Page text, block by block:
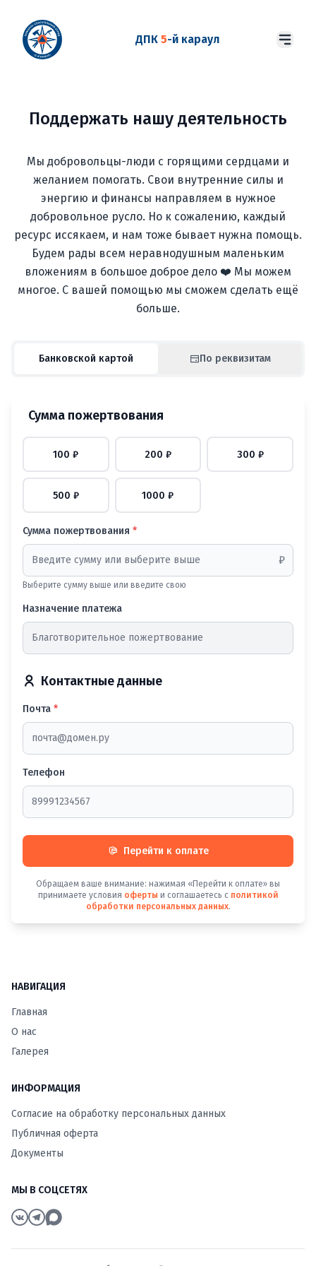
ДПК 5-й караул
Поддержать нашу деятельность
Мы добровольцы-люди с горящими сердцами и
желанием помогать. Свои внутренние силы и
энергию и финансы направляем в нужное
добровольное русло. Но к сожалению, каждый
ресурс иссякаем, и нам тоже бывает нужна помощь.
Будем рады всем неравнодушным маленьким
вложениям в большое доброе дело ❤️ Мы можем
многое. С вашей помощью мы сможем сделать ещё
больше.
Банковской картой По реквизитам
Сумма пожертвования
100 ₽ 200 ₽ 300 ₽
500 ₽ 1000 ₽
Сумма пожертвования *
₽
Выберите сумму выше или введите свою
Назначение платежа
Контактные данные
Почта *
Телефон
Перейти к оплате
Обращаем ваше внимание: нажимая «Перейти к оплате» вы
принимаете условия оферты и соглашаетесь с политикой
обработки персональных данных.
НАВИГАЦИЯ
Главная
О нас
Галерея
ИНФОРМАЦИЯ
Согласие на обработку персональных данных
Публичная оферта
Документы
МЫ В СОЦСЕТЯХ